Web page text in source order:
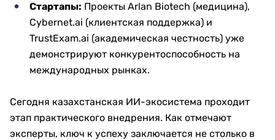
Стартапы: Проекты Arlan Biotech (медицина),
Cybernet.ai (клиентская поддержка) и
TrustExam.ai (академическая честность) уже
демонстрируют конкурентоспособность на
международных рынках.
Сегодня казахстанская ИИ-экосистема проходит
этап практического внедрения. Как отмечают
эксперты, ключ к успеху заключается не столько в